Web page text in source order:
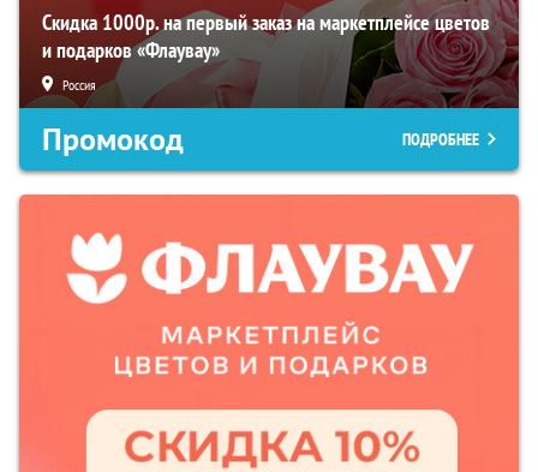
Скидка 1000р. на первый заказ на маркетплейсе цветов
и подарков «Флаувау»
Россия
Промокод ПОДРОБНЕЕ